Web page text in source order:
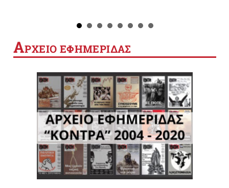
ΑΡΧΕΙΟ ΕΦΗΜΕΡΙΔΑΣ